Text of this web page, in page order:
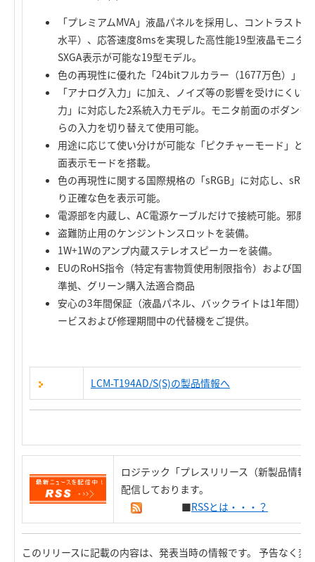
「プレミアムMVA」液晶パネルを採用し、コントラスト
水平）、応答速度8msを実現した高性能19型液晶モニタ
SXGA表示が可能な19型モデル。
色の再現性に優れた「24bitフルカラー（1677万色）」に
「アナログ入力」に加え、ノイズ等の影響を受けにくい
力」に対応した2系統入力モデル。モニタ前面のボダンを
らの入力を切り替えて使用可能。
用途に応じて使い分けが可能な「ピクチャーモード」と
面表示モードを搭載。
色の再現性に関する国際規格の「sRGB」に対応し、
り正確な色を表示可能。
電源部を内蔵し、AC電源ケーブルだけで接続可能。邪魔
盗難防止用のケンジントンスロットを装備。
1W+1Wのアンプ内蔵ステレオスピーカーを装備。
EUのRoHS指令（特定有害物質使用制限指令）および国
準拠、グリーン購入法適合商品
安心の3年間保証（液晶パネル、バックライトは1年間）
ービスおよび修理期間中の代替機をご提供。
LCM-T194AD/S(S)の製品情報へ
ロジテック「プレスリリース（新製品情報
配信しております。
■RSSとは・・・？
このリリースに記載の内容は、発表当時の情報です。 予告なく変